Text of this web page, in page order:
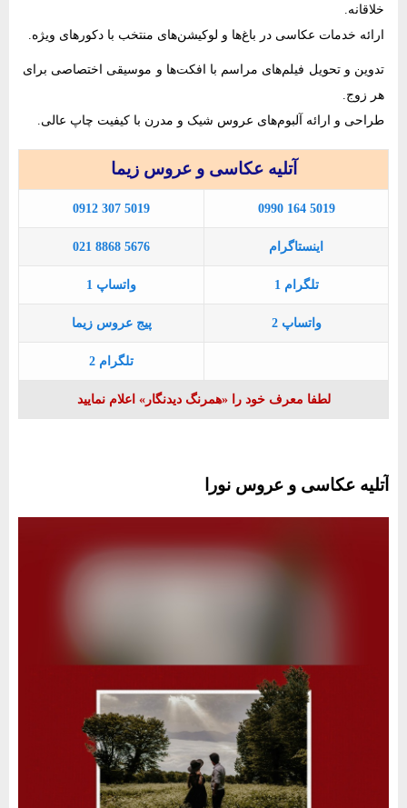
خلاقانه.
ارائه خدمات عکاسی در باغ‌ها و لوکیشن‌های منتخب با دکورهای ویژه.
تدوین و تحویل فیلم‌های مراسم با افکت‌ها و موسیقی اختصاصی برای
هر زوج.
طراحی و ارائه آلبوم‌های عروس شیک و مدرن با کیفیت چاپ عالی.
آتلیه عکاسی و عروس زیما
0912 307 5019 0990 164 5019
021 8868 5676 اینستاگرام
واتساپ 1 تلگرام 1
پیج عروس زیما واتساپ 2
تلگرام 2
لطفا معرف خود را «همرنگ دیدنگار» اعلام نمایید
آتلیه عکاسی و عروس نورا